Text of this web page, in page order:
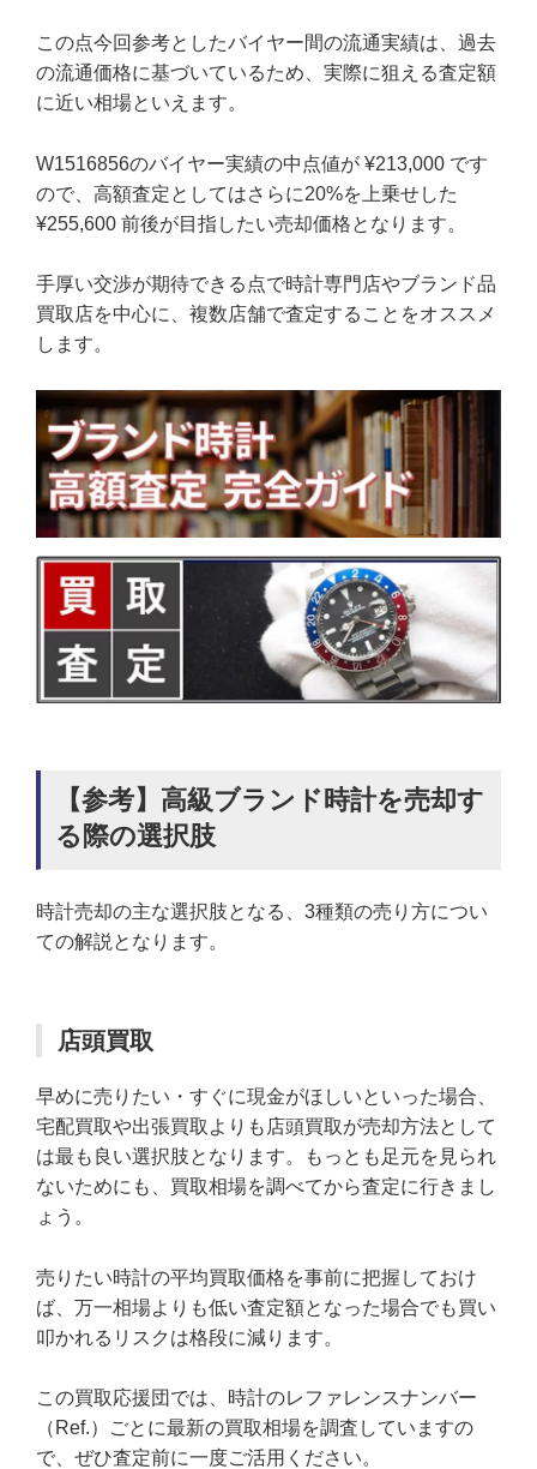
この点今回参考としたバイヤー間の流通実績は、過去
の流通価格に基づいているため、実際に狙える査定額
に近い相場といえます。
W1516856のバイヤー実績の中点値が ¥213,000 です
ので、高額査定としてはさらに20%を上乗せした
¥255,600 前後が目指したい売却価格となります。
手厚い交渉が期待できる点で時計専門店やブランド品
買取店を中心に、複数店舗で査定することをオススメ
します。
【参考】高級ブランド時計を売却す
る際の選択肢
時計売却の主な選択肢となる、3種類の売り方につい
ての解説となります。
店頭買取
早めに売りたい・すぐに現金がほしいといった場合、
宅配買取や出張買取よりも店頭買取が売却方法として
は最も良い選択肢となります。もっとも足元を見られ
ないためにも、買取相場を調べてから査定に行きまし
ょう。
売りたい時計の平均買取価格を事前に把握しておけ
ば、万一相場よりも低い査定額となった場合でも買い
叩かれるリスクは格段に減ります。
この買取応援団では、時計のレファレンスナンバー
（Ref.）ごとに最新の買取相場を調査していますの
で、ぜひ査定前に一度ご活用ください。